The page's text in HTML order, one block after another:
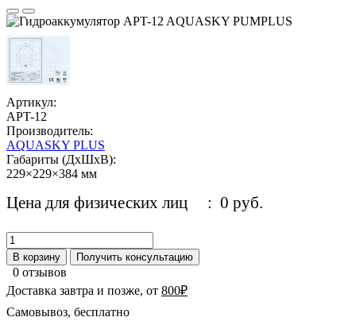
Артикул:
APT-12
Производитель:
AQUASKY PLUS
Габариты (ДхШхВ):
229×229×384 мм
Цена для физических лиц : 0 руб.
В корзину Получить консультацию
0 отзывов
Доставка завтра и позже, от 800₽
Самовывоз, бесплатно